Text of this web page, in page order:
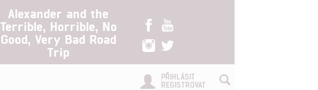
Alexander and the
Terrible, Horrible, No
Good, Very Bad Road
Trip
PŘIHLÁSIT
REGISTROVAT